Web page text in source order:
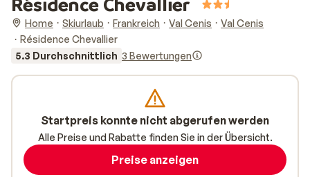
Home Skiurlaub Frankreich Val Cenis
Val Cenis
Résidence Chevallier
5.3 Durchschnittlich 3 Bewertungen
Startpreis konnte nicht abgerufen werden
Alle Preise und Rabatte finden Sie in der Übersicht.
Preise anzeigen